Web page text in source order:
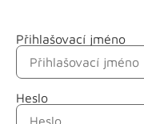
Přihlašovací jméno
Heslo
Jméno
Příjmení